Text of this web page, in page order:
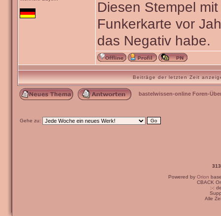
Diesen Stempel
Funkerkarte vor
das Negativ habe.
Beiträge der letzten Zeit
bastelwissen-online Foren-
Gehe zu:
Powered by Orion
CBACK
:-:
Alle